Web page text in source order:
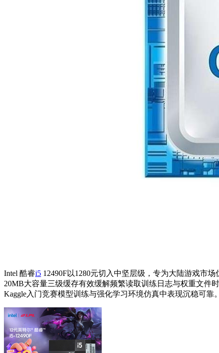
Intel 酷睿i5 12490F以1280元切入中坚层级，专为大陆游戏市
20MB大容量三级缓存有效缓解频繁读取训练日志与权重文件
Kaggle入门竞赛模型训练与强化学习环境仿真中表现沉稳可靠